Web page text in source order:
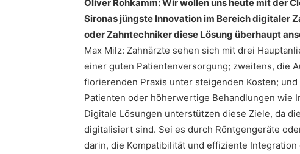
Oliver Rohkamm: Wir wollen uns heute mit der
Sironas jüngste Innovation im Bereich digitaler
oder Zahntechniker diese Lösung überhaupt
Max Milz: Zahnärzte sehen sich mit drei
einer guten Patientenversorgung; zweitens, die
florierenden Praxis unter steigenden Kosten;
Patienten oder höherwertige Behandlungen wie
Digitale Lösungen unterstützen diese Ziele, da
digitalisiert sind. Sei es durch Röntgengeräte
darin, die Kompatibilität und effiziente